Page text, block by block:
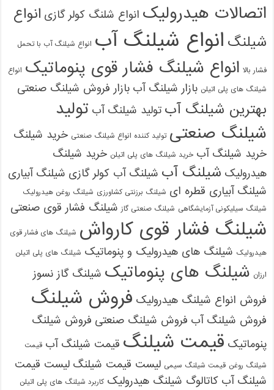
اتصالات هیدرولیک انواع شلنگ کولر گازی انواع
شیلنگ انواع شیلنگ آب انواع شیلنگ آب با تحمل
فشار بالا انواع شیلنگ فشار قوی پنوماتیک انواع
شیلنگ های پلی اتیلن بازار شیلنگ آب بازار فروش شیلنگ صنعتی
بهترین شیلنگ آب تولید شیلنگ آب تولید
شیلنگ صنعتی تولید کننده انواع شیلنگ صنعتی خرید شیلنگ
خرید شیلنگ آب خرید شیلنگ های پلی اتیلن خرید شیلنگ
هیدرولیک شیلنگ آب شیلنگ آب کولر گازی شیلنگ آبیاری
شیلنگ آبیاری قطره ای شیلنگ برزنتی کشاورزی شیلنگ روغن هیدرولیک
شیلنگ سیلیکونی آزمایشگاهی شیلنگ صنعتی گاز شیلنگ فشار قوی صنعتی
شیلنگ فشار قوی کارواش شیلنگ های فشار قوی
هیدرولیک شیلنگ های هیدرولیک و پنوماتیک شیلنگ های پلی اتیلن
ارزان شیلنگ های پنوماتیک شیلنگ گاز نسوز
فروش انواع شیلنگ هیدرولیک فروش شیلنگ
فروش شیلنگ آب فروش شیلنگ صنعتی فروش شیلنگ
پنوماتیک قیمت شیلنگ قیمت شیلنگ آب قیمت
شیلنگ روغن قیمت شیلنگ سیمی لیست قیمت شیلنگ لیست قیمت
شیلنگ آب کاتالوگ شیلنگ هیدرولیک کاربرد شیلنگ های پلی اتیلن
09121161360